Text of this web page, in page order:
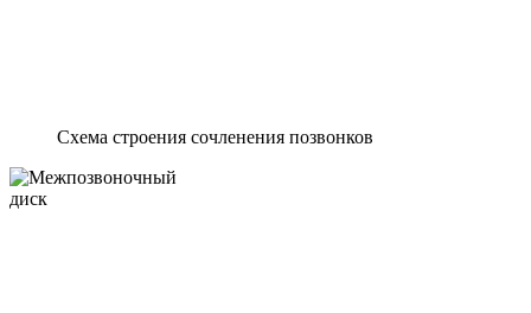
Схема строения сочленения позвонков